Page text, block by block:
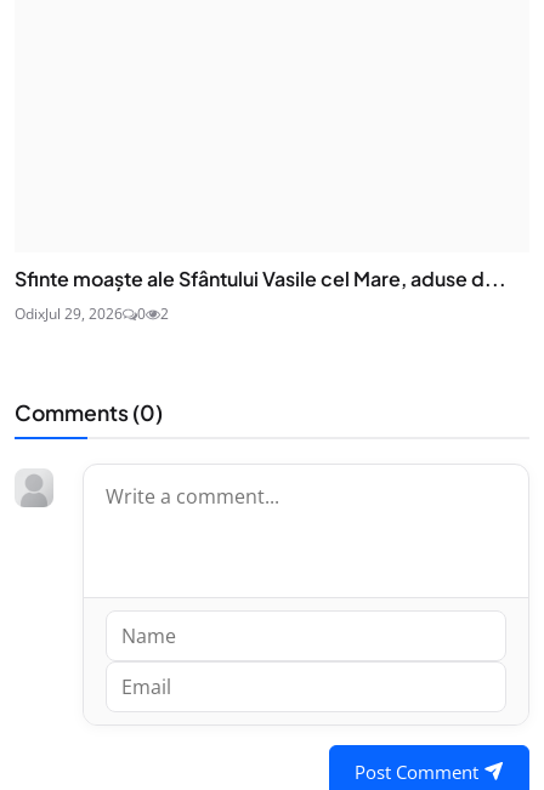
Sfinte moaşte ale Sfântului Vasile cel Mare, aduse d...
OdixJul 29, 2026 0 2
Comments (0)
Post Comment